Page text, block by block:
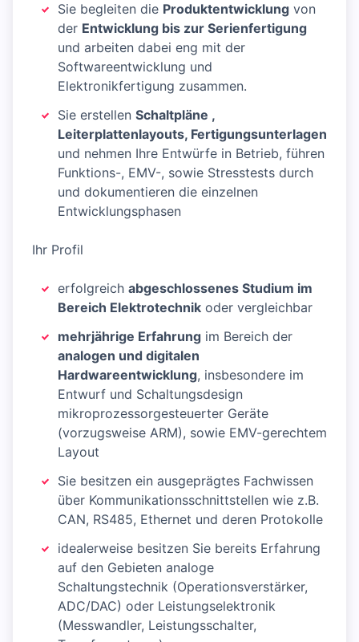
Sie begleiten die Produktentwicklung von
der Entwicklung bis zur Serienfertigung
und arbeiten dabei eng mit der
Softwareentwicklung und
Elektronikfertigung zusammen.
Sie erstellen Schaltpläne ,
Leiterplattenlayouts, Fertigungsunterlagen
und nehmen Ihre Entwürfe in Betrieb, führen
Funktions-, EMV-, sowie Stresstests durch
und dokumentieren die einzelnen
Entwicklungsphasen
Ihr Profil
erfolgreich abgeschlossenes Studium im
Bereich Elektrotechnik oder vergleichbar
mehrjährige Erfahrung im Bereich der
analogen und digitalen
Hardwareentwicklung, insbesondere im
Entwurf und Schaltungsdesign
mikroprozessorgesteuerter Geräte
(vorzugsweise ARM), sowie EMV-gerechtem
Layout
Sie besitzen ein ausgeprägtes Fachwissen
über Kommunikationsschnittstellen wie z.B.
CAN, RS485, Ethernet und deren Protokolle
idealerweise besitzen Sie bereits Erfahrung
auf den Gebieten analoge
Schaltungstechnik (Operationsverstärker,
ADC/DAC) oder Leistungselektronik
(Messwandler, Leistungsschalter,